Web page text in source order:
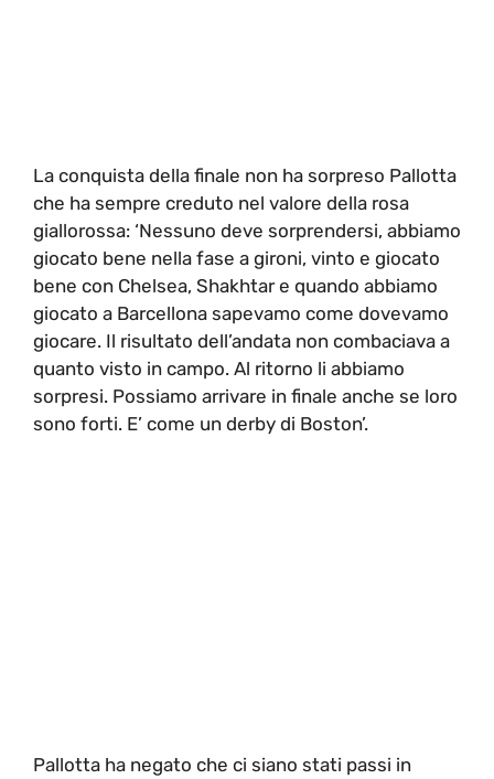
La conquista della finale non ha sorpreso Pallotta
che ha sempre creduto nel valore della rosa
giallorossa: ‘Nessuno deve sorprendersi, abbiamo
giocato bene nella fase a gironi, vinto e giocato
bene con Chelsea, Shakhtar e quando abbiamo
giocato a Barcellona sapevamo come dovevamo
giocare. Il risultato dell’andata non combaciava a
quanto visto in campo. Al ritorno li abbiamo
sorpresi. Possiamo arrivare in finale anche se loro
sono forti. E’ come un derby di Boston’.
Pallotta ha negato che ci siano stati passi in